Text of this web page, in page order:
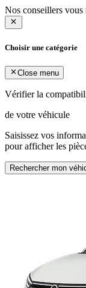
Nos conseillers
Choisir une catégorie
Close menu
Vérifier la
de votre véhicule
Saisissez vos
pour afficher les
Rechercher mon